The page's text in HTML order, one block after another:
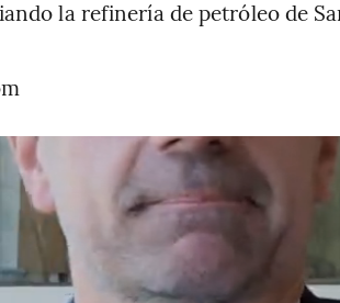
la refinería de petróleo de